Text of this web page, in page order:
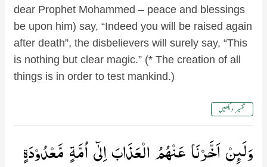
dear Prophet Mohammed – peace and blessings
be upon him) say, “Indeed you will be raised again
after death”, the disbelievers will surely say, “This
is nothing but clear magic.” (* The creation of all
things is in order to test mankind.)
تفسیر دیکھیں
وَلَٮِٕنۡ اَخَّرۡنَا عَنۡهُمُ الۡعَذَابَ اِلٰٓى اُمَّةٍ مَّعۡدُوۡدَةٍ